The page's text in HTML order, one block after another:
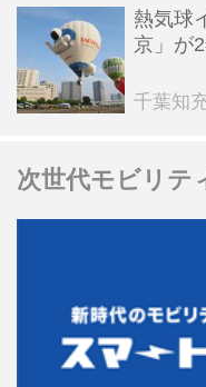
熱気球
京」が
ンテン
千葉知
次世代モビリテ